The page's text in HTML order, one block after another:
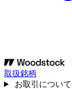
取扱銘柄
お取引について